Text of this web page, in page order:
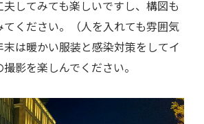
してみても楽しいですし、構図も
てください。（人を入れても雰囲気
は暖かい服装と感染対策をしてイ
影を楽しんでください。